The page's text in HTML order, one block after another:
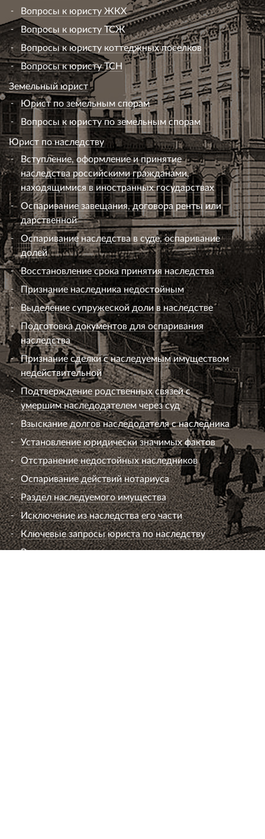
Вопросы к юристу ЖКХ
Вопросы к юристу ТСЖ
Вопросы к юристу коттеджных поселков
Вопросы к юристу ТСН
Земельный юрист
Юрист по земельным спорам
Вопросы к юристу по земельным спорам
Юрист по наследству
Вступление, оформление и принятие
наследства российскими гражданами,
находящимися в иностранных государствах
Оспаривание завещания, договора ренты или
дарственной
Оспаривание наследства в суде, оспаривание
долей
Восстановление срока принятия наследства
Признание наследника недостойным
Выделение супружеской доли в наследстве
Подготовка документов для оспаривания
наследства
Признание сделки с наследуемым имуществом
недействительной
Подтверждение родственных связей с
умершим наследодателем через суд
Взыскание долгов наследодателя с наследника
Установление юридически значимых фактов
Отстранение недостойных наследников
Оспаривание действий нотариуса
Раздел наследуемого имущества
Исключение из наследства его части
Ключевые запросы юриста по наследству
Вопросы к юристу по наследству